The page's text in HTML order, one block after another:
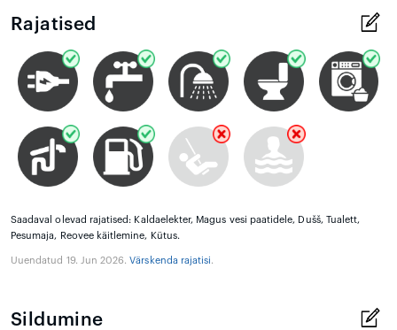
Rajatised
Saadaval olevad rajatised: Kaldaelekter, Magus vesi paatidele, Dušš, Tualett,
Pesumaja, Reovee käitlemine, Kütus.
Uuendatud 19. Jun 2026.Värskenda rajatisi.
Sildumine